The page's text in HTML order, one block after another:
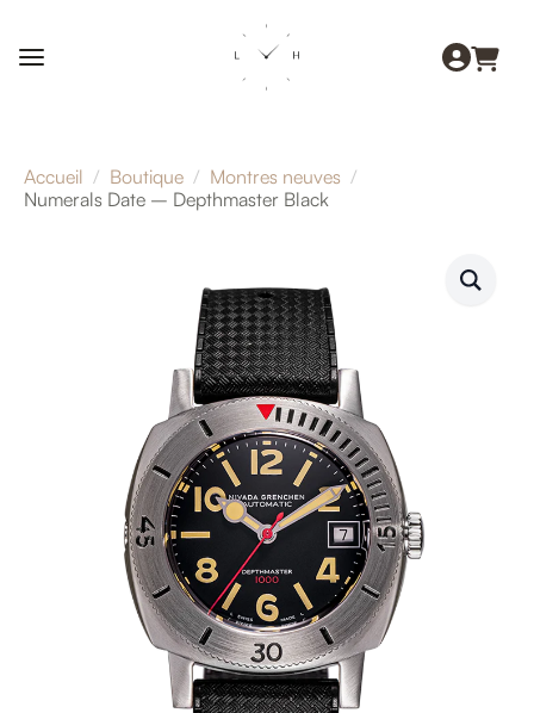
Accueil Boutique
Montres neuves
Numerals Date – Depthmaster Black